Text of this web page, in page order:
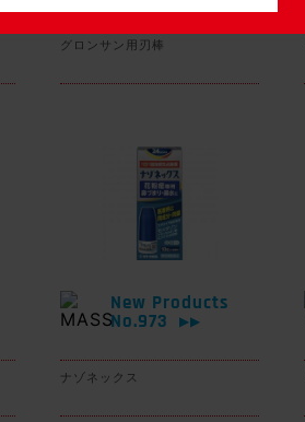
グロンサン用刃棒
New Products
No.973
▶▶
ナゾネックス